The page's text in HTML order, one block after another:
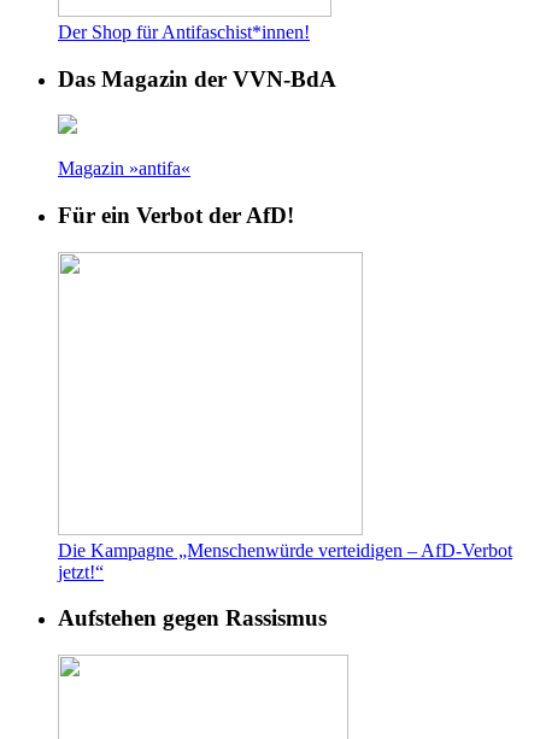
Der Shop für Antifaschist*innen!
Das Magazin der VVN-BdA
Magazin »antifa«
Für ein Verbot der AfD!
Die Kampagne „Menschenwürde verteidigen – AfD-Verbot
jetzt!“
Aufstehen gegen Rassismus